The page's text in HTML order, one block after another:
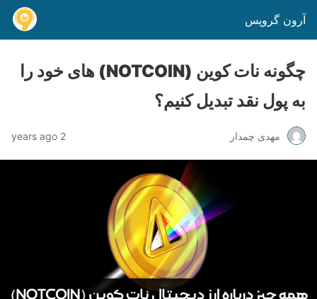
آرون گروپس
چگونه نات کوین (NOTCOIN) های خود را
به پول نقد تبدیل کنیم؟
مهدی چمدار 2 years ago